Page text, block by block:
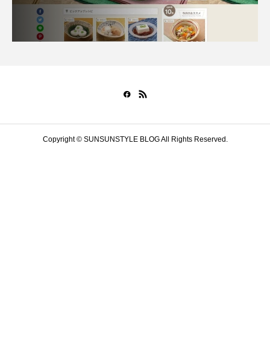
Copyright © SUNSUNSTYLE BLOG All Rights Reserved.